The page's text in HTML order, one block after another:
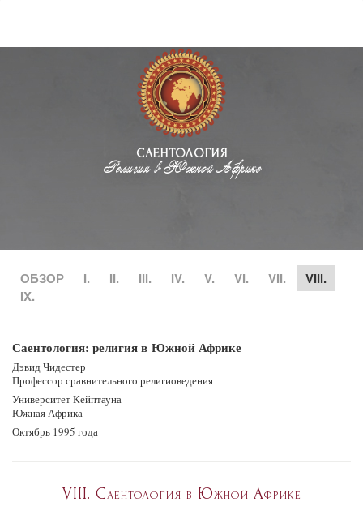
САЕНТОЛОГИЯ
Религия в Южной Африке
ОБЗОР I. II. III. IV. V. VI. VII.
VIII.
IX.
Саентология: религия в Южной Африке
Дэвид Чидестер
Профессор сравнительного религиоведения
Университет Кейптауна
Южная Африка
Октябрь 1995 года
VIII. Саентология в Южной Африке